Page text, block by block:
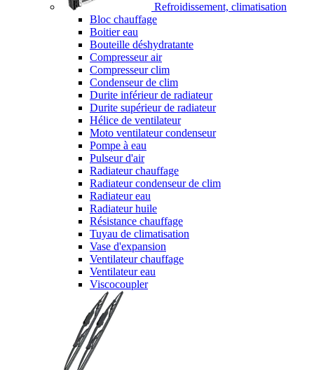
Refroidissement, climatisation
Bloc chauffage
Boitier eau
Bouteille déshydratante
Compresseur air
Compresseur clim
Condenseur de clim
Durite inférieur de radiateur
Durite supérieur de radiateur
Hélice de ventilateur
Moto ventilateur condenseur
Pompe à eau
Pulseur d'air
Radiateur chauffage
Radiateur condenseur de clim
Radiateur eau
Radiateur huile
Résistance chauffage
Tuyau de climatisation
Vase d'expansion
Ventilateur chauffage
Ventilateur eau
Viscocoupler